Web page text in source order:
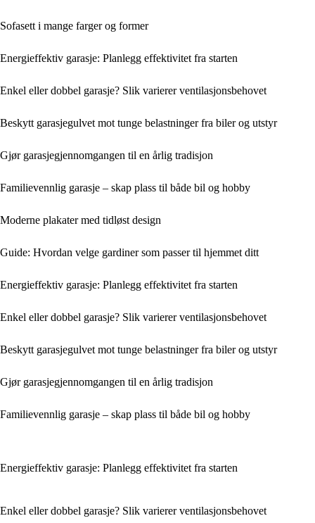
Sofasett i mange farger og former
Energieffektiv garasje: Planlegg effektivitet fra starten
Enkel eller dobbel garasje? Slik varierer ventilasjonsbehovet
Beskytt garasjegulvet mot tunge belastninger fra biler og utstyr
Gjør garasjegjennomgangen til en årlig tradisjon
Familievennlig garasje – skap plass til både bil og hobby
Moderne plakater med tidløst design
Guide: Hvordan velge gardiner som passer til hjemmet ditt
Energieffektiv garasje: Planlegg effektivitet fra starten
Enkel eller dobbel garasje? Slik varierer ventilasjonsbehovet
Beskytt garasjegulvet mot tunge belastninger fra biler og utstyr
Gjør garasjegjennomgangen til en årlig tradisjon
Familievennlig garasje – skap plass til både bil og hobby
Energieffektiv garasje: Planlegg effektivitet fra starten
Enkel eller dobbel garasje? Slik varierer ventilasjonsbehovet